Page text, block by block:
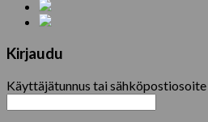
Kirjaudu
Käyttäjätunnus tai sähköpostiosoite